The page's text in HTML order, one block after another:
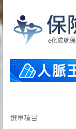
選
選單項目